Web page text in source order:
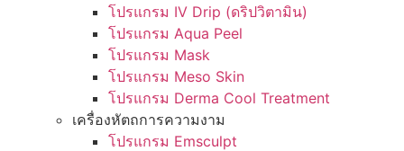
โปรแกรม IV Drip (ดริปวิตามิน)
โปรแกรม Aqua Peel
โปรแกรม Mask
โปรแกรม Meso Skin
โปรแกรม Derma Cool Treatment
เครื่องหัตถการความงาม
โปรแกรม Emsculpt